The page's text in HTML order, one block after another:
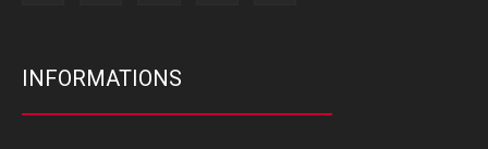
INFORMATIONS